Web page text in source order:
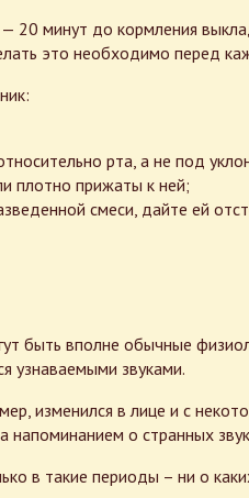
20 минут до кормления
это необходимо перед
рта, а не под
плотно прижаты к ней;
смеси, дайте ей
быть вполне обычные
узнаваемыми звуками.
изменился в лице и с
о странных
в такие периоды – ни о